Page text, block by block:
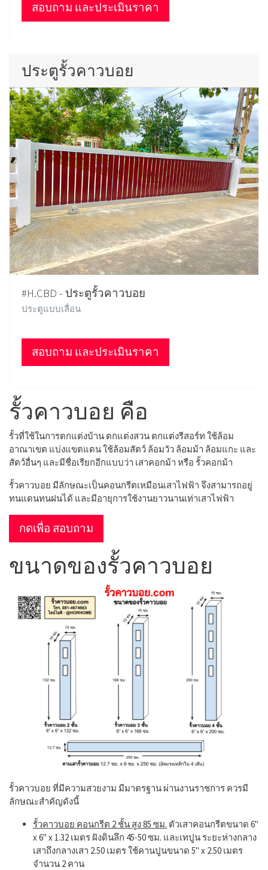
สอบถาม และประเมินราคา
ประตูรั้วคาวบอย
#H.CBD - ประตูรั้วคาวบอย
ประตูแบบเลื่อน
สอบถาม และประเมินราคา
รั้วคาวบอย คือ
รั้วที่ใช้ในการตกแต่งบ้าน ตกแต่งสวน ตกแต่งรีสอร์ท ใช้ล้อม
อาณาเขต แบ่งแขตแดน ใช้ล้อมสัตว์ ล้อมวัว ล้อมม้า ล้อมแกะ และ
สัตว์อื่นๆ และมีชื่อเรียกอีกแบบว่า เสาคอกม้า หรือ รั้วคอกม้า
รั้วคาวบอย มีลักษณะเป็นคอนกรีตเหมือนเสาไฟฟ้า จึงสามารถอยู่
ทนแดนทนฝนได้ และมีอายุการใช้งานยาวนานเท่าเสาไฟฟ้า
กดเพื่อ สอบถาม
ขนาดของรั้วคาวบอย
รั้วคาวบอย ที่มีความสวยงาม มีมาตรฐาน ผ่านงานราชการ ควรมี
ลักษณะสำคัญดังนี้
รั้วคาวบอย คอนกรีต 2 ชั้น สูง 85 ซม. ตัวเสาคอนกรีตขนาด 6"
x 6" x 1.32 เมตร ฝังดินลึก 45-50 ซม. และเทปูน ระยะห่างกลาง
เสาถึงกลางเสา 2.50 เมตร ใช้คานปูนขนาด 5" x 2.50 เมตร
จำนวน 2 คาน